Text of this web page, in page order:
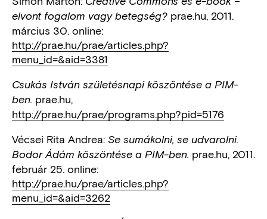
elvont fogalom vagy betegség? prae.hu, 2011.
március 30. online:
http://prae.hu/prae/articles.php?
menu_id=&aid=3381
Csukás István születésnapi köszöntése a PIM-
ben. prae.hu,
http://prae.hu/prae/programs.php?pid=5176
Vécsei Rita Andrea: Se sumákolni, se udvarolni.
Bodor Ádám köszöntése a PIM-ben. prae.hu, 2011.
február 25. online:
http://prae.hu/prae/articles.php?
menu_id=&aid=3262